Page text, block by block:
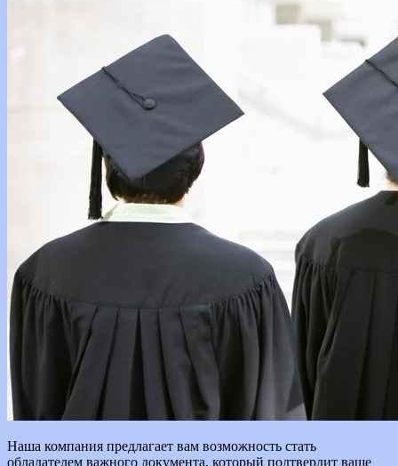
Наша компания предлагает вам возможность стать
обладателем важного документа, который подтвердит ваше